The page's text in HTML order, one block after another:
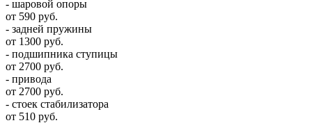
- шаровой опоры
от 590 руб.
- задней пружины
от 1300 руб.
- подшипника ступицы
от 2700 руб.
- привода
от 2700 руб.
- стоек стабилизатора
от 510 руб.